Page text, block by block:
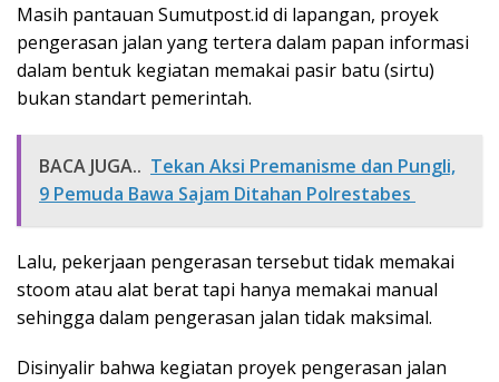
Masih pantauan Sumutpost.id di lapangan, proyek
pengerasan jalan yang tertera dalam papan informasi
dalam bentuk kegiatan memakai pasir batu (sirtu)
bukan standart pemerintah.
BACA JUGA.. Tekan Aksi Premanisme dan Pungli,
9 Pemuda Bawa Sajam Ditahan Polrestabes
Lalu, pekerjaan pengerasan tersebut tidak memakai
stoom atau alat berat tapi hanya memakai manual
sehingga dalam pengerasan jalan tidak maksimal.
Disinyalir bahwa kegiatan proyek pengerasan jalan